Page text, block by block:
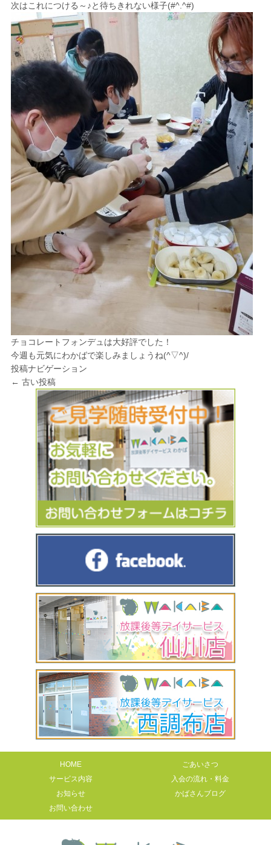
次はこれにつける～♪と待ちきれない様子(#^.^#)
チョコレートフォンデュは大好評でした！
今週も元気にわかばで楽しみましょうね(^▽^)/
投稿ナビゲーション
← 古い投稿
HOME
ごあいさつ
サービス内容
入会の流れ・料金
お知らせ
かばさんブログ
お問い合わせ